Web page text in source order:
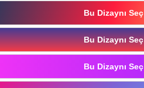
Bu Dizaynı Seç
Bu Dizaynı Seç
Bu Dizaynı Seç